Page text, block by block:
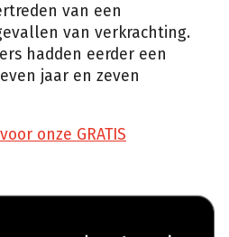
van een
van verkrachting.
hadden eerder een
jaar en zeven
onze GRATIS